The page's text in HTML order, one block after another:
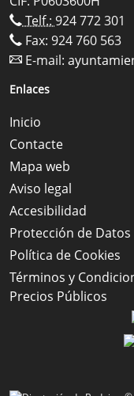
Telf.: 924 772 301
Fax: 924 760 563
E-mail:
Enlaces
Inicio
Contacte
Mapa web
Aviso legal
Accesibilidad
Protección de Datos
Política de Cookies
Términos y
Precios Públicos